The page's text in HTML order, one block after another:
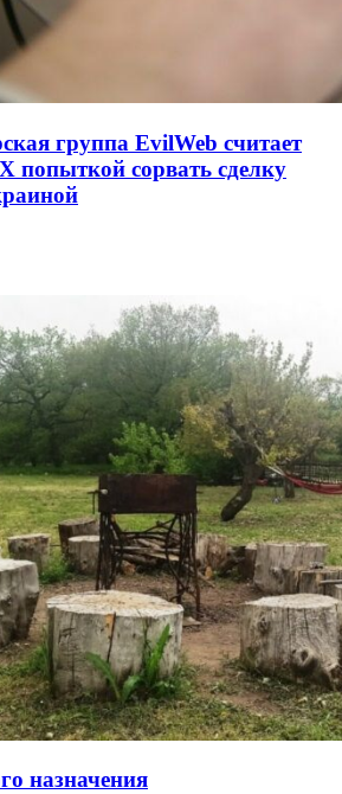
группа EvilWeb считает
попыткой сорвать сделку
назначения